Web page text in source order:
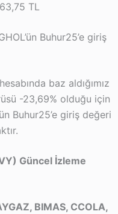
TL
Buhur25’e giriş
baz aldığımız
-23,69% olduğu için
Buhur25’e giriş değeri
Güncel İzleme
BIMAS, CCOLA,